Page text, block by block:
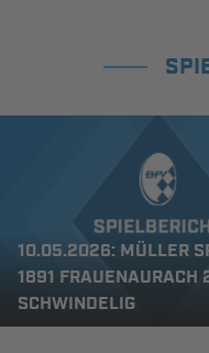
10.05.2026: MÜLLER
1891 FRAUENAURACH
SCHWINDELIG